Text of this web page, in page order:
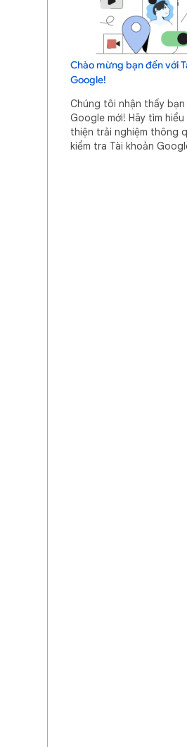
Chào mừng bạn đến với
Google!
Chúng tôi nhận thấy
Google mới! Hãy tìm
thiện trải nghiệm thông
kiểm tra Tài khoản